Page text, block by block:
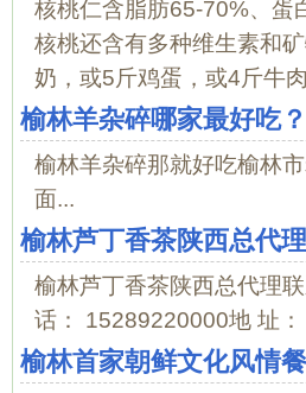
核桃仁含脂肪65-70%、蛋
核桃还含有多种维生素和
奶，或5斤鸡蛋，或4斤牛
榆林羊杂碎哪家最好吃？
榆林羊杂碎那就好吃榆林
面...
榆林芦丁香茶陕西总代理
榆林芦丁香茶陕西总代理
话： 15289220000地 址
榆林首家朝鲜文化风情